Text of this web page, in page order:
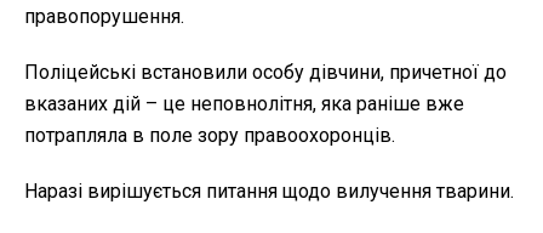
правопорушення.
Поліцейські встановили особу дівчини, причетної до
вказаних дій – це неповнолітня, яка раніше вже
потрапляла в поле зору правоохоронців.
Наразі вирішується питання щодо вилучення тварини.